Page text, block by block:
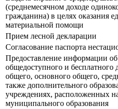
(среднемесячном доходе
гражданина) в целях оказания
материальной помощи
Прием лесной декларации
Согласование паспорта
Предоставление информации
общедоступного и бесплатного
общего, основного общего,
также дополнительного
учреждениях, расположенных
муниципального образования